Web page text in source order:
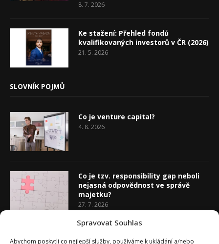
Spravovat Souhlas
Abychom poskytli co nejlepší služby, používáme k ukládání a/nebo
8. 7. 2026
Ke stažení: Přehled fondů
kvalifikovaných investorů v ČR (2026)
21. 5. 2026
SLOVNÍK POJMŮ
Co je venture capital?
4. 8. 2026
Co je tzv. responsibility gap neboli
nejasná odpovědnost ve správě
majetku?
27. 7. 2026